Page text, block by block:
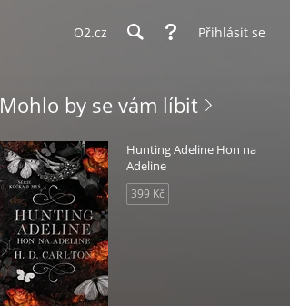
O2.cz Přihlásit se
Mohlo by se vám líbit
Hunting Adeline Hon na
Adeline
399 Kč